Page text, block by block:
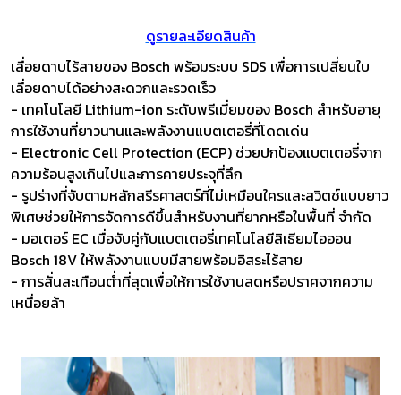
ดูรายละเอียดสินค้า
เลื่อยดาบไร้สายของ Bosch พร้อมระบบ SDS เพื่อการเปลี่ยนใบ
เลื่อยดาบได้อย่างสะดวกและรวดเร็ว
- เทคโนโลยี Lithium-ion ระดับพรีเมี่ยมของ Bosch สำหรับอายุ
การใช้งานที่ยาวนานและพลังงานแบตเตอรี่ที่โดดเด่น
- Electronic Cell Protection (ECP) ช่วยปกป้องแบตเตอรี่จาก
ความร้อนสูงเกินไปและการคายประจุที่ลึก
- รูปร่างที่จับตามหลักสรีรศาสตร์ที่ไม่เหมือนใครและสวิตช์แบบยาว
พิเศษช่วยให้การจัดการดีขึ้นสำหรับงานที่ยากหรือในพื้นที่ จำกัด
- มอเตอร์ EC เมื่อจับคู่กับแบตเตอรี่เทคโนโลยีลิเธียมไอออน
Bosch 18V ให้พลังงานแบบมีสายพร้อมอิสระไร้สาย
- การสั่นสะเทือนต่ำที่สุดเพื่อให้การใช้งานลดหรือปราศจากความ
เหนื่อยล้า